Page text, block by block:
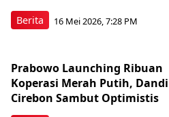
Berita 16 Mei 2026, 7:28 PM
Prabowo Launching Ribuan
Koperasi Merah Putih,
Cirebon Sambut Optimistis